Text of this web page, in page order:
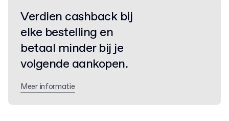
Verdien cashback bij
elke bestelling en
betaal minder bij je
volgende aankopen.
Meer informatie